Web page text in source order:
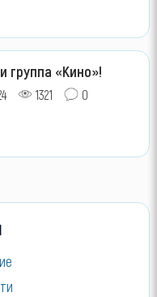
группа «Кино»!
1321 0